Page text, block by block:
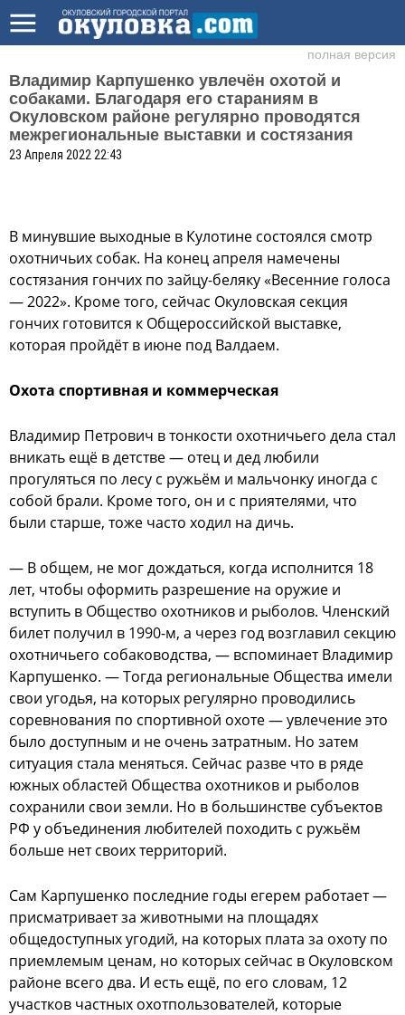
полная версия
Владимир Карпушенко увлечён охотой и
собаками. Благодаря его стараниям в
Окуловском районе регулярно проводятся
межрегиональные выставки и состязания
23 Апреля 2022 22:43
В минувшие выходные в Кулотине состоялся смотр
охотничьих собак. На конец апреля намечены
состязания гончих по зайцу-беляку «Весенние голоса
— 2022». Кроме того, сейчас Окуловская секция
гончих готовится к Общероссийской выставке,
которая пройдёт в июне под Валдаем.
Охота спортивная и коммерческая
Владимир Петрович в тонкости охотничьего дела стал
вникать ещё в детстве — отец и дед любили
прогуляться по лесу с ружьём и мальчонку иногда с
собой брали. Кроме того, он и с приятелями, что
были старше, тоже часто ходил на дичь.
— В общем, не мог дождаться, когда исполнится 18
лет, чтобы оформить разрешение на оружие и
вступить в Общество охотников и рыболов. Членский
билет получил в 1990-м, а через год возглавил секцию
охотничьего собаководства, — вспоминает Владимир
Карпушенко. — Тогда региональные Общества имели
свои угодья, на которых регулярно проводились
соревнования по спортивной охоте — увлечение это
было доступным и не очень затратным. Но затем
ситуация стала меняться. Сейчас разве что в ряде
южных областей Общества охотников и рыболов
сохранили свои земли. Но в большинстве субъектов
РФ у объединения любителей походить с ружьём
больше нет своих территорий.
Сам Карпушенко последние годы егерем работает —
присматривает за животными на площадях
общедоступных угодий, на которых плата за охоту по
приемлемым ценам, но которых сейчас в Окуловском
районе всего два. И есть ещё, по его словам, 12
участков частных охотпользователей, которые